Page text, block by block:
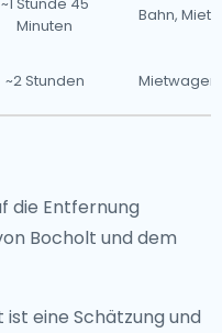
Minuten
Bahn,
~2 Stunden Mietwagen
die Entfernung
Bocholt und dem
eine Schätzung und